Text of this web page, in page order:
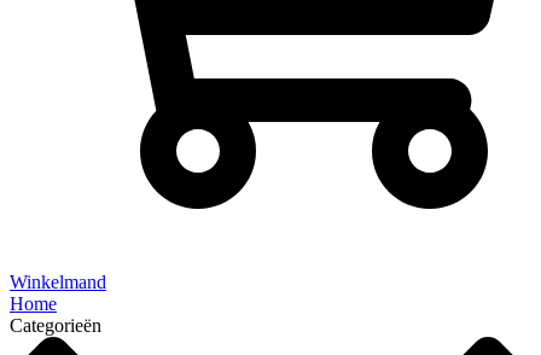
Winkelmand
Home
Categorieën